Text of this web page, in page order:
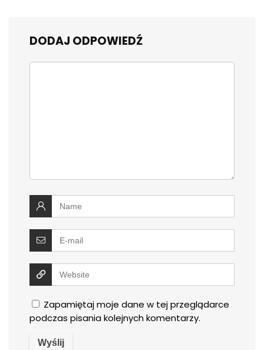
DODAJ ODPOWIEDŹ
Zapamiętaj moje dane w tej przeglądarce
podczas pisania kolejnych komentarzy.